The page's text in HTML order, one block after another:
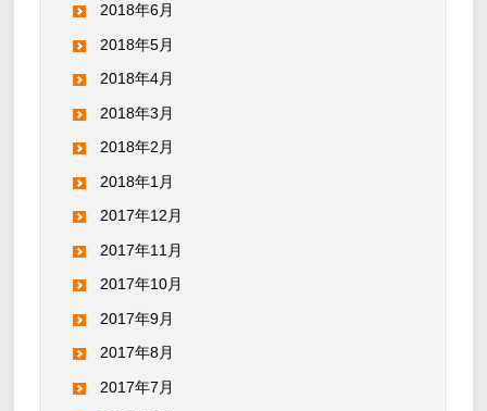
2018年6月
2018年5月
2018年4月
2018年3月
2018年2月
2018年1月
2017年12月
2017年11月
2017年10月
2017年9月
2017年8月
2017年7月